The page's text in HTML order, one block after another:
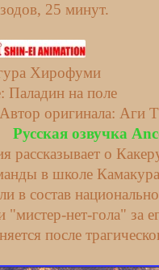
25 минут.
Хирофуми
Паладин на поле
Автор оригинала: Аги
Русская озвучка
рассказывает о
в школе
в состав
"мистер-нет-гола" за
после